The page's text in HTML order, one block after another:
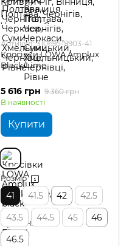
Артикул: 310695-9903-41
Кросівки LOWA Amplux
Black/Lime
5 616 грн 9 360 грн
В наявності
Купити
Розмір
41 41.5 42
42.5
43.5
44.5 45
46
46.5